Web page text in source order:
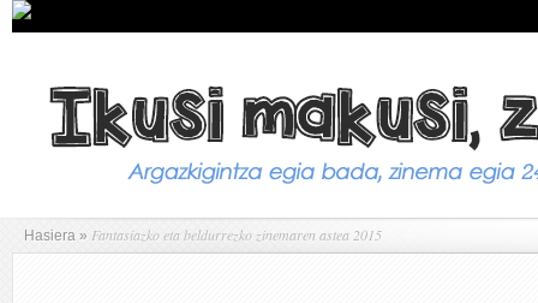
Hasiera » Fantasiazko eta beldurrezko zinemaren astea 2015